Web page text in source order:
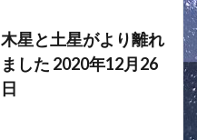
木星と土星がより離れ
ました 2020年12月26
日